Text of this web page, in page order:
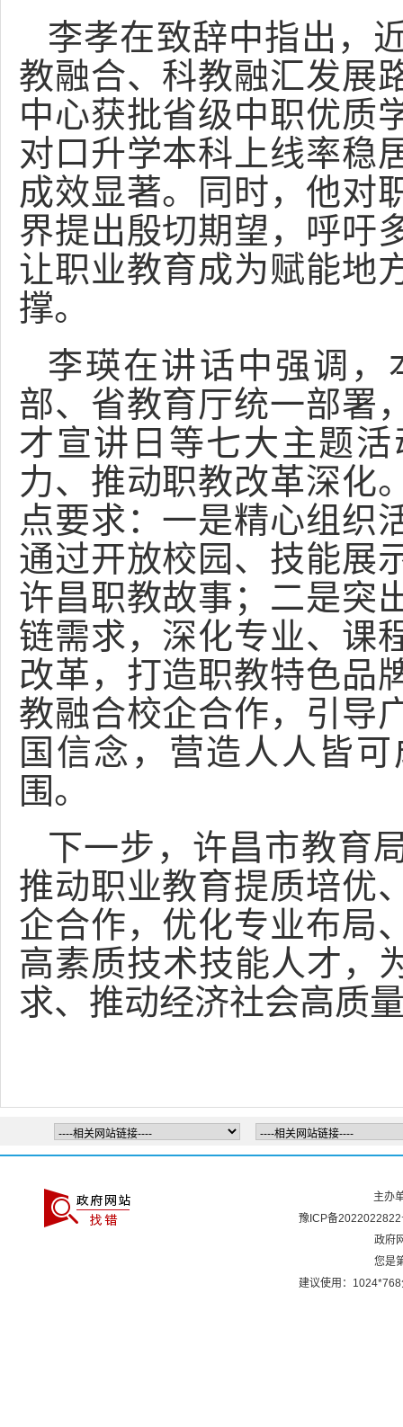
李孝在致辞中指出，
教融合、科教融汇发展
中心获批省级中职优质
对口升学本科上线率稳
成效显著。同时，他对
界提出殷切期望，呼吁
让职业教育成为赋能地
撑。
李瑛在讲话中强调
部、省教育厅统一部署
才宣讲日等七大主题
力、推动职教改革深化
点要求：一是精心组织
通过开放校园、技能展
许昌职教故事；二是突
链需求，深化专业、课
改革，打造职教特色品
教融合校企合作，引导
国信念，营造人人皆
围。
下一步，许昌市教育
推动职业教育提质培优
企合作，优化专业布局
高素质技术技能人才，
求、推动经济社会高质
主办
豫ICP备
政府
您是
建议使用：